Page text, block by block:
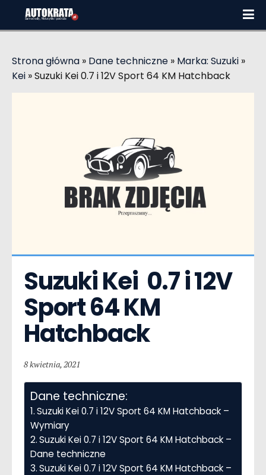
Strona główna » Dane techniczne » Marka: Suzuki »
Kei »Suzuki Kei 0.7 i 12V Sport 64 KM Hatchback
Suzuki Kei  0.7 i 12V
Sport 64 KM
Hatchback
8 kwietnia, 2021
Dane techniczne:
Suzuki Kei 0.7 i 12V Sport 64 KM Hatchback –
Wymiary
Suzuki Kei 0.7 i 12V Sport 64 KM Hatchback –
Dane techniczne
Suzuki Kei 0.7 i 12V Sport 64 KM Hatchback –